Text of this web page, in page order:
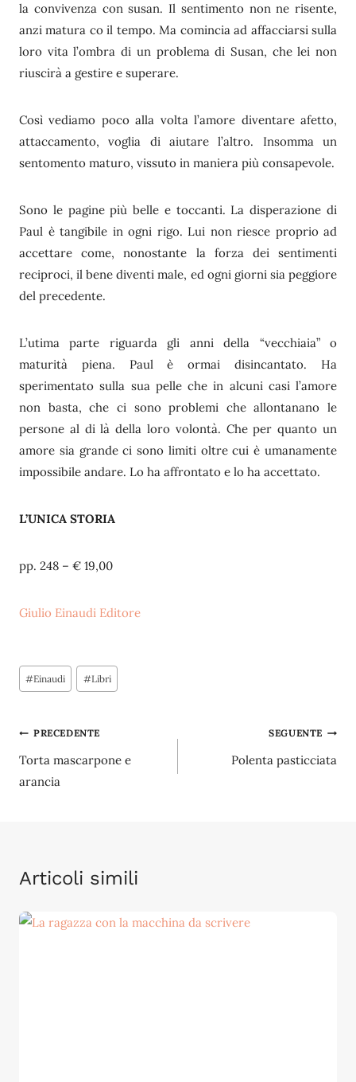
la convivenza con susan. Il sentimento non ne risente,
anzi matura co il tempo. Ma comincia ad affacciarsi sulla
loro vita l’ombra di un problema di Susan, che lei non
riuscirà a gestire e superare.
Così vediamo poco alla volta l’amore diventare afetto,
attaccamento, voglia di aiutare l’altro. Insomma un
sentomento maturo, vissuto in maniera più consapevole.
Sono le pagine più belle e toccanti. La disperazione di
Paul è tangibile in ogni rigo. Lui non riesce proprio ad
accettare come, nonostante la forza dei sentimenti
reciproci, il bene diventi male, ed ogni giorni sia peggiore
del precedente.
L’utima parte riguarda gli anni della “vecchiaia” o
maturità piena. Paul è ormai disincantato. Ha
sperimentato sulla sua pelle che in alcuni casi l’amore
non basta, che ci sono problemi che allontanano le
persone al di là della loro volontà. Che per quanto un
amore sia grande ci sono limiti oltre cui è umanamente
impossibile andare. Lo ha affrontato e lo ha accettato.
L’UNICA STORIA
pp. 248 – € 19,00
Giulio Einaudi Editore
Tag
articolo:
#Einaudi #Libri
Navigazione
articoli
PRECEDENTE
Torta mascarpone e
arancia
SEGUENTE
Polenta pasticciata
Articoli simili